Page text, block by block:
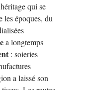
qui se
les époques, du
a longtemps
: soieries
a laissé son